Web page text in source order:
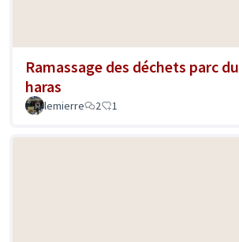
Ramassage des déchets parc du
haras
lemierre 2 1